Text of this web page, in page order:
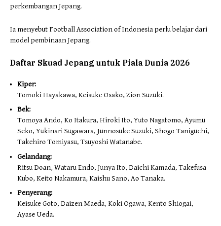
perkembangan Jepang.
Ia menyebut Football Association of Indonesia perlu belajar dari
model pembinaan Jepang.
Daftar Skuad Jepang untuk Piala Dunia 2026
Kiper:
Tomoki Hayakawa, Keisuke Osako, Zion Suzuki.
Bek:
Tomoya Ando, Ko Itakura, Hiroki Ito, Yuto Nagatomo, Ayumu
Seko, Yukinari Sugawara, Junnosuke Suzuki, Shogo Taniguchi,
Takehiro Tomiyasu, Tsuyoshi Watanabe.
Gelandang:
Ritsu Doan, Wataru Endo, Junya Ito, Daichi Kamada, Takefusa
Kubo, Keito Nakamura, Kaishu Sano, Ao Tanaka.
Penyerang:
Keisuke Goto, Daizen Maeda, Koki Ogawa, Kento Shiogai,
Ayase Ueda.